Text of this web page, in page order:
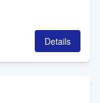
Details